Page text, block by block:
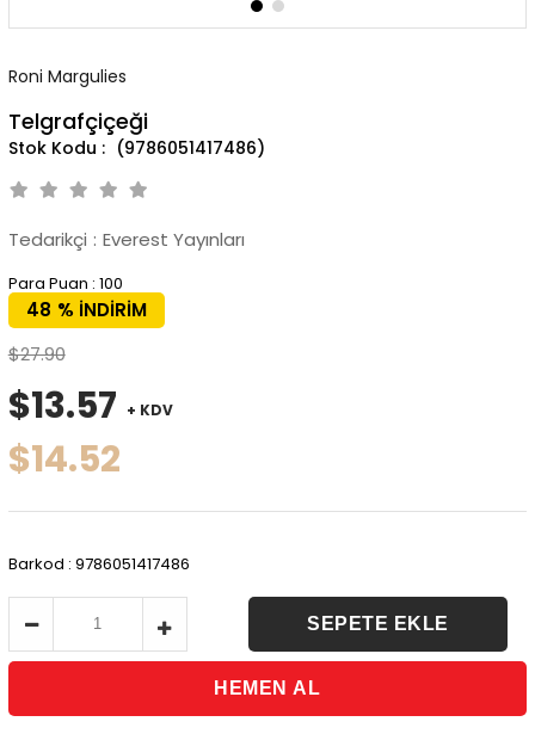
Roni Margulies
Telgrafçiçeği
(9786051417486)
Tedarikçi : Everest Yayınları
Para Puan : 100
%
48
İNDIRIM
$27.90
$13.57 + KDV
$14.52
Barkod : 9786051417486